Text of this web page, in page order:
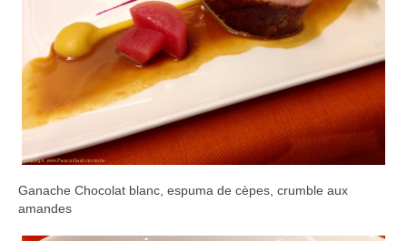
Ganache Chocolat blanc, espuma de cèpes, crumble aux
amandes